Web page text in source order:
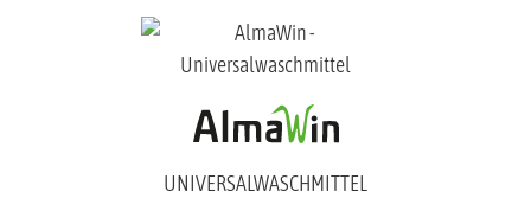
UNIVERSALWASCHMITTEL